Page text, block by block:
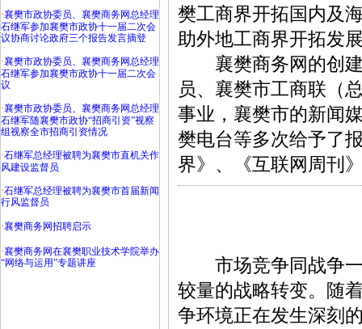
·襄樊市政协委员、襄樊商务网总经理
石继军参加襄樊市政协十一届二次会
议协商讨论政府三个报告发言摘登
·襄樊市政协委员、襄樊商务网总经理
石继军参加襄樊市政协十一届二次会
议
·襄樊市政协委员、襄樊商务网总经理
石继军随襄樊市政协“招商引资”视察
组视察全市招商引资情况
·石继军总经理被聘为襄樊市直机关作
风建设监督员
·石继军总经理被聘为襄樊市首届新闻
行风监督员
·襄樊商务网招聘启示
·襄樊商务网在襄樊职业技术学院举办
“网络与运用”专题讲座
樊工商界开拓国内及
助外地工商界开拓发
襄樊商务网的创建
员、襄樊市工商联（
事业，襄樊市的新闻
樊电台等多次给予了
界》、《互联网周刊
市场竞争同战争
较量的战略转变。随
争环境正在发生深刻